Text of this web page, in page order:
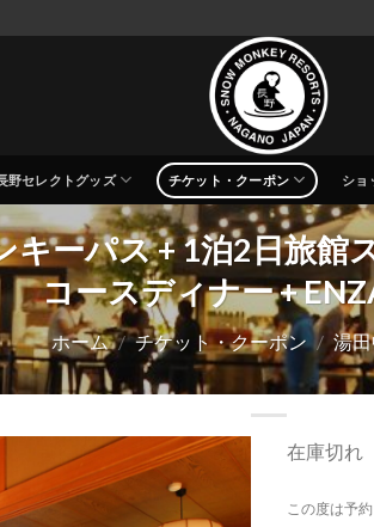
野セレクトグッズ チケット・クーポン ショ
ーパス + 1泊2日旅館
コースディナー +
ホーム / チケット・クーポン / 湯
在庫切れ
この度は予